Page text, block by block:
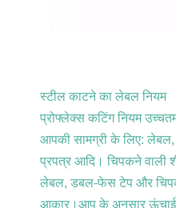
स्टील काटने का लेबल नियम
प्रोफ्लेक्स कटिंग नियम
आपकी सामग्री के लिए: लेबल,
प्रपत्र आदि। चिपकने वाली
लेबल, डबल-फेस टेप और
आकार।आप के अनुसार ऊंचाई